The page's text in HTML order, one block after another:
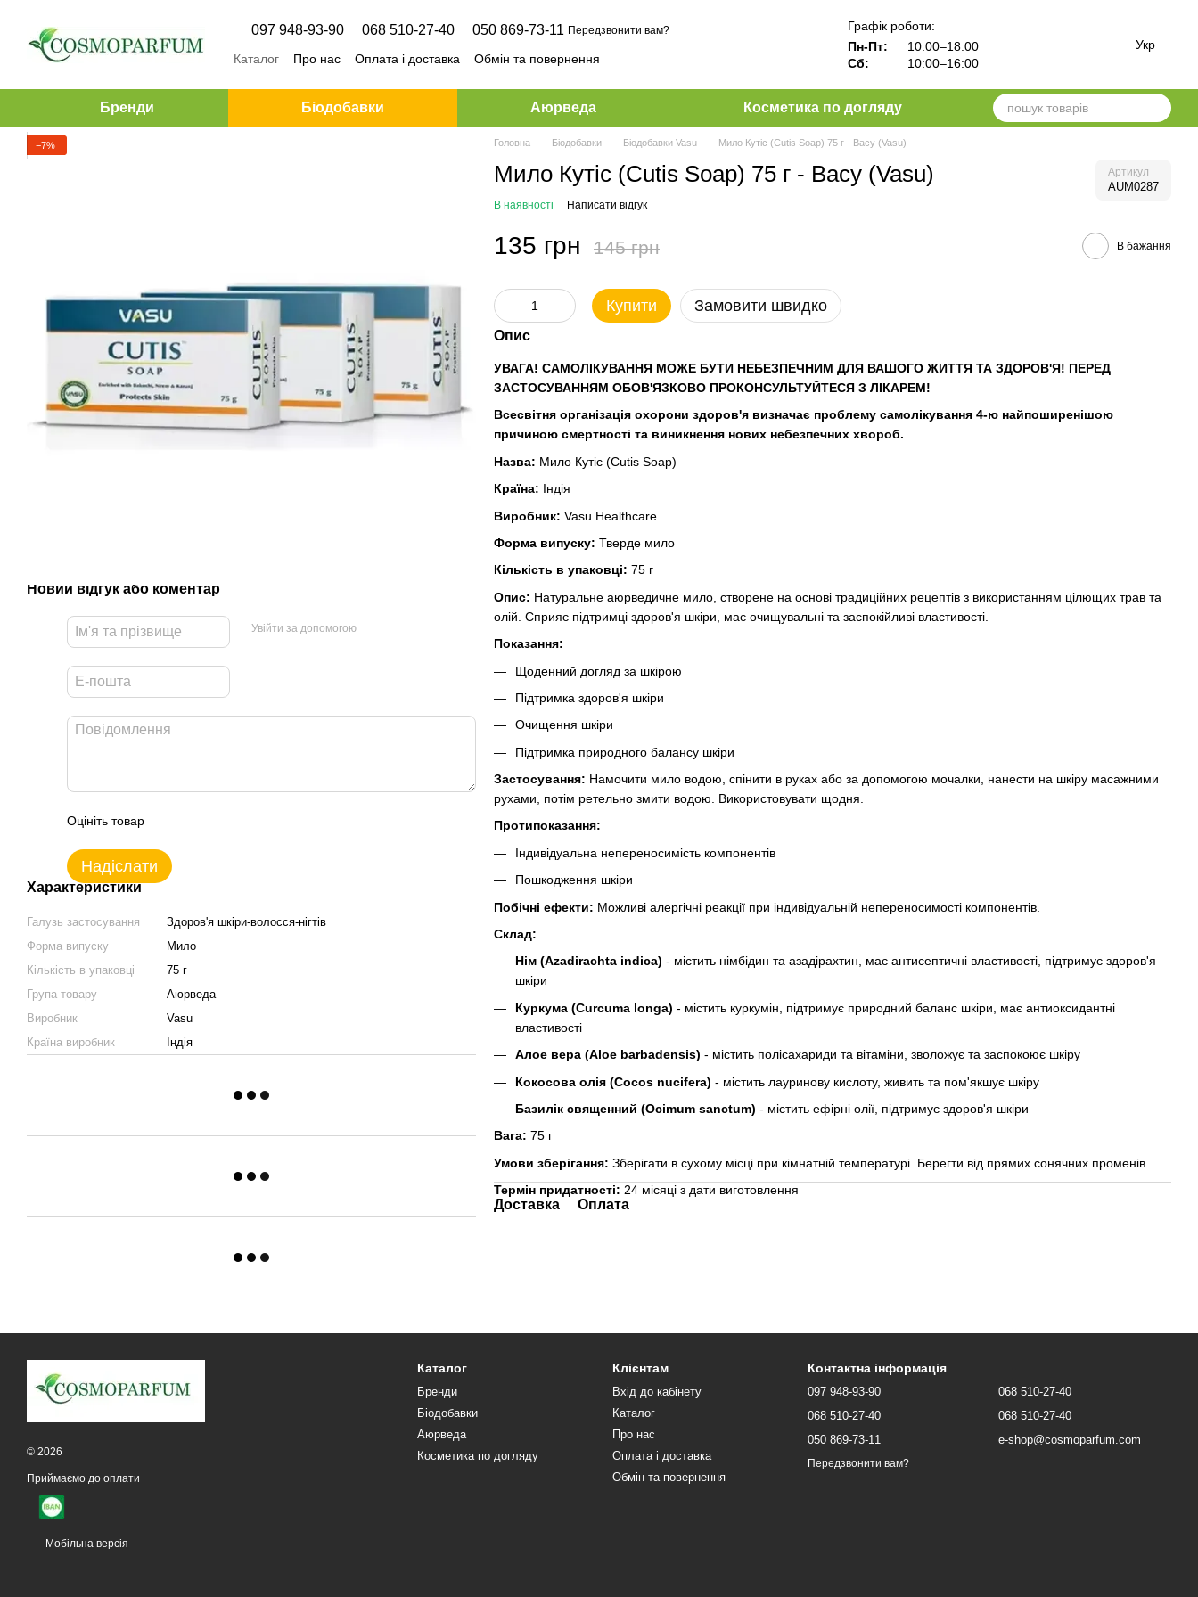
097 948-93-90 068 510-27-40 050 869-73-11 Передзвонити вам?
Каталог Про нас Оплата і доставка Обмін та повернення
Графік роботи:
Пн-Пт:
10:00–18:00
Сб:
10:00–16:00
Укр
Бренди Біодобавки Аюрведа Косметика по догляду
−7%
Новий відгук або коментар
Увійти за допомогою
Оцініть товар
Надіслати
Характеристики
Галузь застосування
Здоров'я шкіри-волосся-нігтів
Форма випуску
Мило
Кількість в упаковці
75 г
Група товару
Аюрведа
Виробник
Vasu
Країна виробник
Індія
Головна Біодобавки Біодобавки Vasu Мило Кутіс (Cutis Soap) 75 г - Васу (Vasu)
Мило Кутіс (Cutis Soap) 75 г - Васу (Vasu) Артикул
AUM0287
В наявності Написати відгук
135 грн 145 грн В бажання
Купити Замовити швидко
Опис
УВАГА! САМОЛІКУВАННЯ МОЖЕ БУТИ НЕБЕЗПЕЧНИМ ДЛЯ ВАШОГО ЖИТТЯ ТА ЗДОРОВ'Я! ПЕРЕД
ЗАСТОСУВАННЯМ ОБОВ'ЯЗКОВО ПРОКОНСУЛЬТУЙТЕСЯ З ЛІКАРЕМ!
Всесвітня організація охорони здоров'я визначає проблему самолікування 4-ю найпоширенішою
причиною смертності та виникнення нових небезпечних хвороб.
Назва: Мило Кутіс (Cutis Soap)
Країна: Індія
Виробник: Vasu Healthcare
Форма випуску: Тверде мило
Кількість в упаковці: 75 г
Опис: Натуральне аюрведичне мило, створене на основі традиційних рецептів з використанням цілющих трав та
олій. Сприяє підтримці здоров'я шкіри, має очищувальні та заспокійливі властивості.
Показання:
Щоденний догляд за шкірою
Підтримка здоров'я шкіри
Очищення шкіри
Підтримка природного балансу шкіри
Застосування: Намочити мило водою, спінити в руках або за допомогою мочалки, нанести на шкіру масажними
рухами, потім ретельно змити водою. Використовувати щодня.
Протипоказання:
Індивідуальна непереносимість компонентів
Пошкодження шкіри
Побічні ефекти: Можливі алергічні реакції при індивідуальній непереносимості компонентів.
Склад:
Нім (Azadirachta indica) - містить німбідин та азадірахтин, має антисептичні властивості, підтримує здоров'я
шкіри
Куркума (Curcuma longa) - містить куркумін, підтримує природний баланс шкіри, має антиоксидантні
властивості
Алое вера (Aloe barbadensis) - містить полісахариди та вітаміни, зволожує та заспокоює шкіру
Кокосова олія (Cocos nucifera) - містить лауринову кислоту, живить та пом'якшує шкіру
Базилік священний (Ocimum sanctum) - містить ефірні олії, підтримує здоров'я шкіри
Вага: 75 г
Умови зберігання: Зберігати в сухому місці при кімнатній температурі. Берегти від прямих сонячних променів.
Термін придатності: 24 місяці з дати виготовлення
Доставка Оплата
© 2026
Приймаємо до оплати
Мобільна версія
Каталог
Бренди
Біодобавки
Аюрведа
Косметика по догляду
Клієнтам
Вхід до кабінету
Каталог
Про нас
Оплата і доставка
Обмін та повернення
Контактна інформація
097 948-93-90
068 510-27-40
050 869-73-11
Передзвонити вам?
068 510-27-40
068 510-27-40
e-shop@cosmoparfum.com